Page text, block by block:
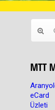
MTT
eCard
Üzleti